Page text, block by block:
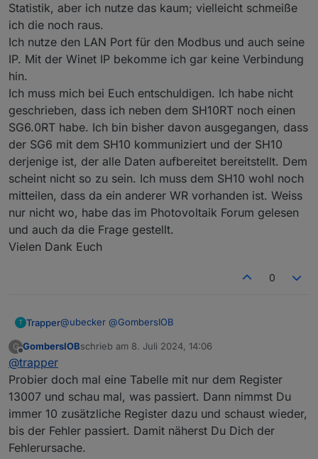
durchgegangen.
Statistik, aber ich nutze das kaum; vielleicht schmeiße
ich die noch raus.
Ich nutze den LAN Port für den Modbus und auch seine
IP. Mit der Winet IP bekomme ich gar keine Verbindung
hin.
Ich muss mich bei Euch entschuldigen. Ich habe nicht
geschrieben, dass ich neben dem SH10RT noch einen
SG6.0RT habe. Ich bin bisher davon ausgegangen, dass
der SG6 mit dem SH10 kommuniziert und der SH10
derjenige ist, der alle Daten aufbereitet bereitstellt. Dem
scheint nicht so zu sein. Ich muss dem SH10 wohl noch
mitteilen, dass da ein anderer WR vorhanden ist. Weiss
nur nicht wo, habe das im Photovoltaik Forum gelesen
und auch da die Frage gestellt.
Vielen Dank Euch
0
T Trapper@ubecker @GombersIOB
Hi, werde die Datentypen anhand der Sungrow
Statistik, aber ich nutze das kaum; vielleicht schmeiße
ich die noch raus.
Ich nutze den LAN Port für den Modbus und auch
seine IP. Mit der Winet IP bekomme ich gar keine
Verbindung hin.
Ich muss mich bei Euch entschuldigen. Ich habe nicht
G
Offline
GombersIOBschrieb am 8. Juli 2024, 14:06
zuletzt editiert von
@trapper
Probier doch mal eine Tabelle mit nur dem Register
13007 und schau mal, was passiert. Dann nimmst Du
immer 10 zusätzliche Register dazu und schaust wieder,
bis der Fehler passiert. Damit näherst Du Dich der
Fehlerursache.